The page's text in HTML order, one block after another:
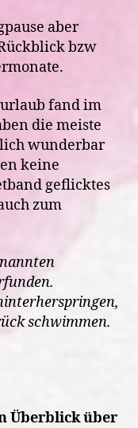
aber
bzw
fand im
die meiste
wunderbar
keine
geflicktes
zum
schwimmen.
Überblick über